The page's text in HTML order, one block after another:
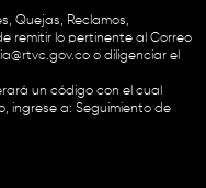
Quejas, Reclamos,
remitir lo pertinente al Correo
o diligenciar el
un código con el cual
ingrese a: Seguimiento de